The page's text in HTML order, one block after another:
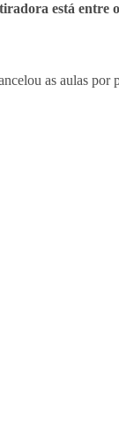
está entre
as aulas por